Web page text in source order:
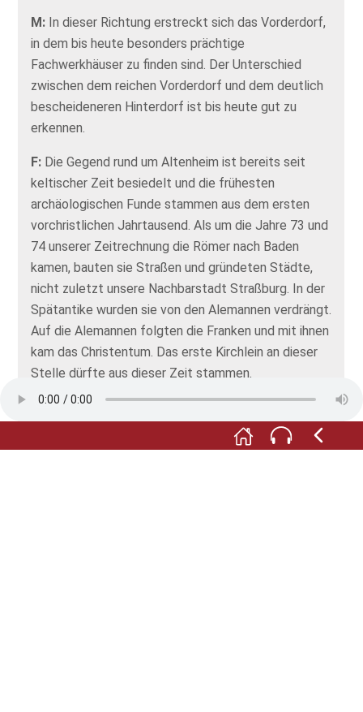
M: In dieser Richtung erstreckt sich das Vorderdorf,
in dem bis heute besonders prächtige
Fachwerkhäuser zu finden sind. Der Unterschied
zwischen dem reichen Vorderdorf und dem deutlich
bescheideneren Hinterdorf ist bis heute gut zu
erkennen.
F: Die Gegend rund um Altenheim ist bereits seit
keltischer Zeit besiedelt und die frühesten
archäologischen Funde stammen aus dem ersten
vorchristlichen Jahrtausend. Als um die Jahre 73 und
74 unserer Zeitrechnung die Römer nach Baden
kamen, bauten sie Straßen und gründeten Städte,
nicht zuletzt unsere Nachbarstadt Straßburg. In der
Spätantike wurden sie von den Alemannen verdrängt.
Auf die Alemannen folgten die Franken und mit ihnen
kam das Christentum. Das erste Kirchlein an dieser
Stelle dürfte aus dieser Zeit stammen.
M:Im Jahr 1139 schließlich tritt Altenheim auch
namentlich auf den Plan, als Papst Innozenz der
Zweite das Dorf dem Sankt-Georgen-Kloster im